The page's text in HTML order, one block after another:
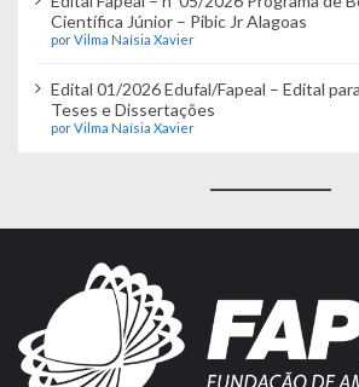
Científica Júnior – Pibic Jr Alagoas
por Vilma Naísia Xavier
Edital 01/2026 Edufal/Fapeal – Edital
Teses e Dissertações
por Vilma Naísia Xavier